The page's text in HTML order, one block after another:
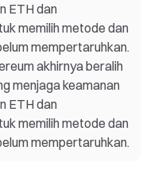
ETH dan
memilih metode dan
mempertaruhkan.
akhirnya beralih
menjaga keamanan
ETH dan
memilih metode dan
mempertaruhkan.